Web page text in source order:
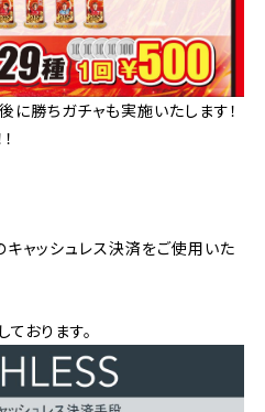
勝ちガチャも実施いたします！
ャッシュレス決済をご使用いた
おります。